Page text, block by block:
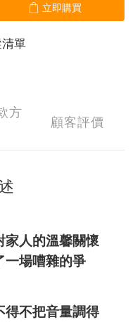
立即購買
單
方
顧客評價
家人的溫馨關懷
一場嘈雜的爭
得不把音量調得